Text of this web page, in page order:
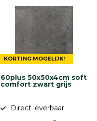
KORTING MOGELIJK!
60plus 50x50x4cm soft
comfort zwart grijs
Direct leverbaar